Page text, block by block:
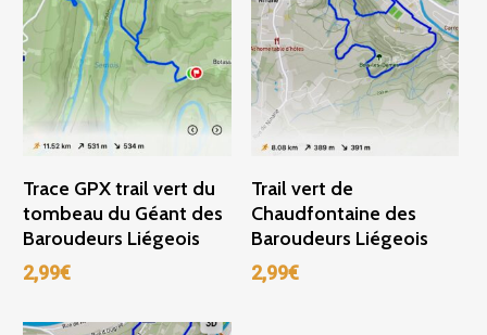
Ajouter Au Panier
Trace GPX trail vert du
tombeau du Géant des
Baroudeurs Liégeois
2,99€
Ajouter Au Panier
Trail vert de
Chaudfontaine des
Baroudeurs Liégeois
2,99€